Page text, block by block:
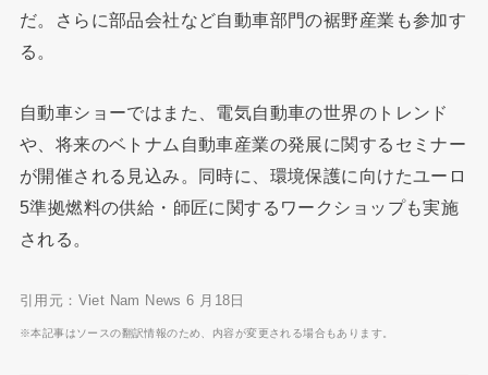
だ。さらに部品会社など自動車部門の裾野産業も参加す
る。
自動車ショーではまた、電気自動車の世界のトレンド
や、将来のベトナム自動車産業の発展に関するセミナー
が開催される見込み。同時に、環境保護に向けたユーロ
5準拠燃料の供給・師匠に関するワークショップも実施
される。
引用元：Viet Nam News 6 月18日
※本記事はソースの翻訳情報のため、内容が変更される場合もあります。